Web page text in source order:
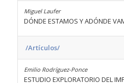
Miguel Laufer
DÓNDE ESTAMOS Y ADÓNDE
/Artículos/
Emilio Rodríguez-Ponce
ESTUDIO EXPLORATORIO DEL